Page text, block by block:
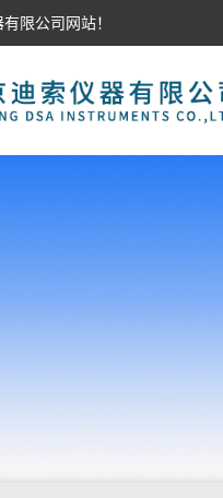
限公司网站！